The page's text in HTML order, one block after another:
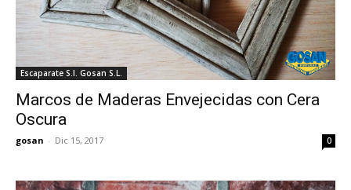
Escaparate S.I. Gosan S.L.
Marcos de Maderas Envejecidas con Cera
Oscura
gosan - Dic 15, 2017 0